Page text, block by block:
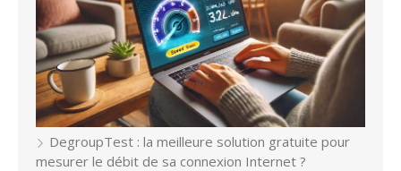
DegroupTest : la meilleure solution gratuite pour
mesurer le débit de sa connexion Internet ?